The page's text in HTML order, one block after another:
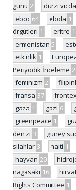
günü 2 dürzi
ebco 64 ebola 1
örgütleri 1 eritre 1
ermenistan 5
etkinlik 1
Periyodik İnceleme 2
feminizm 2
fransa 37 frontex
gaza 1 gazi 6
greenpeace 1
denizi 3 güney
silahlar 3 haiti 1
hayvan 20
nagasaki 16
Rights Committee 1